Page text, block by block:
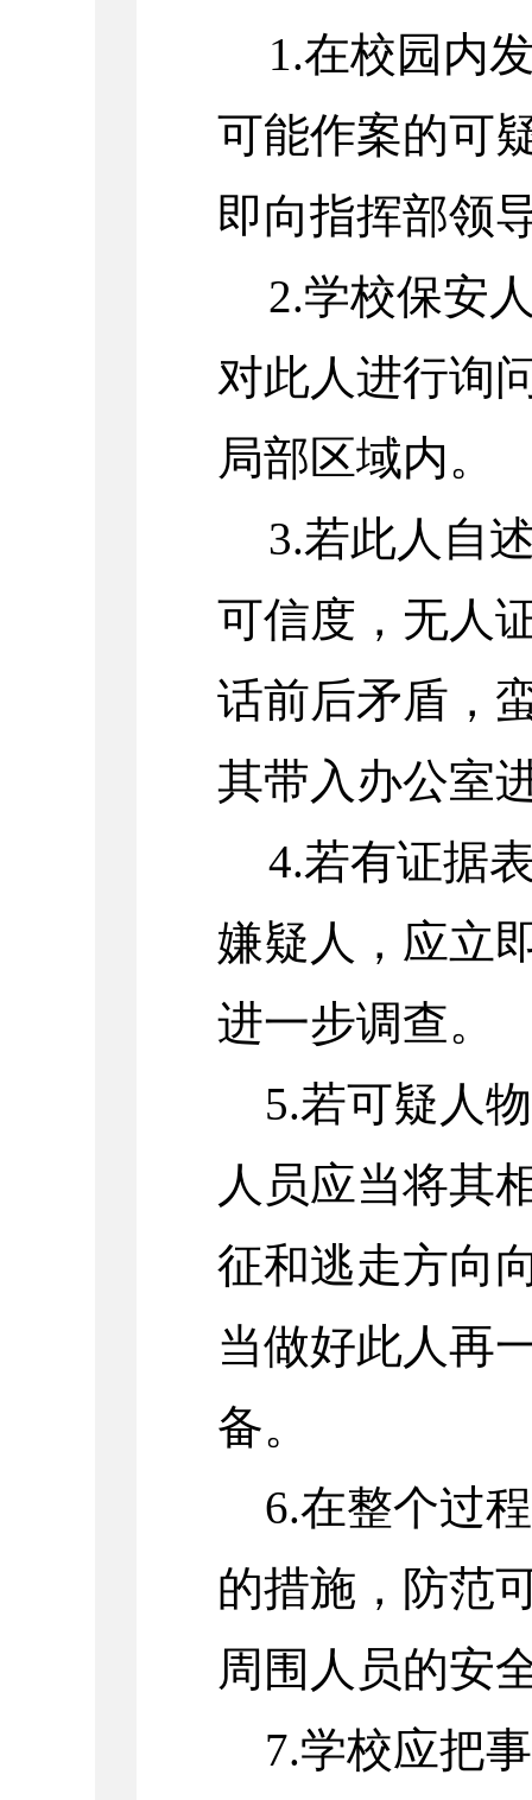
1.在校园内
可能作案的可
即向指挥部领
2.学校保安
对此人进行询
局部区域内。
3.若此人自
可信度，无人
话前后矛盾，
其带入办公室
4.若有证据
嫌疑人，应立
进一步调查。
5.若可疑人
人员应当将其
征和逃走方向
当做好此人再
备。
6.在整个过
的措施，防范
周围人员的安
7.学校应把